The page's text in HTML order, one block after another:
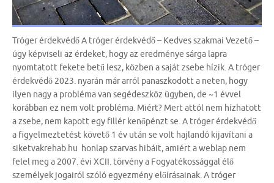
Tróger érdekvédő A tróger érdekvédő – Kedves szakmai Vezető –
úgy képviseli az érdeket, hogy az eredménye sárga lapra
nyomtatott fekete betű lesz, közben a saját zsebe hízik. A tróger
érdekvédő 2023. nyarán már arról panaszkodott a neten, hogy
ilyen nagy a probléma van segédeszköz ügyben, de ~1 évvel
korábban ez nem volt probléma. Miért? Mert attól nem hízhatott
a zsebe, nem kapott egy fillér kenőpénzt se. A tróger érdekvédő
a figyelmeztetést követő 1 év után se volt hajlandó kijavítani a
siketvakrehab.hu honlap szarvas hibáit, amiért a weblap nem
felel meg a 2007. évi XCII. törvény a Fogyatékossággal élő
személyek jogairól szóló egyezmény előírásainak. A tróger